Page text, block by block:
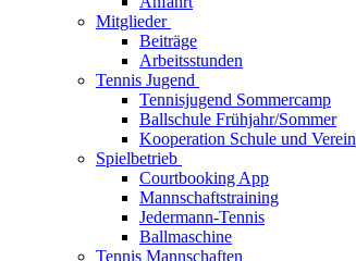
Mitglieder
Beiträge
Arbeitsstunden
Tennis Jugend
Tennisjugend Sommercamp
Ballschule Frühjahr/Sommer
Kooperation Schule und Verein
Spielbetrieb
Courtbooking App
Mannschaftstraining
Jedermann-Tennis
Ballmaschine
Tennis Mannschaften